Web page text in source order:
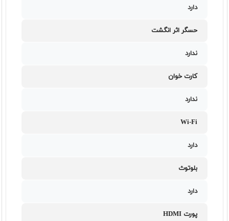
دارد
حسگر اثر انگشت
ندارد
کارت خوان
ندارد
Wi-Fi
دارد
بلوتوث
دارد
پورت HDMI